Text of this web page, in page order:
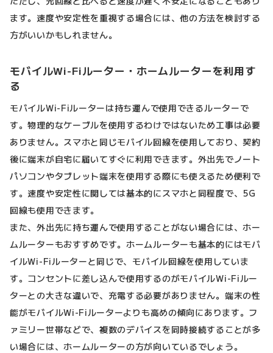
ます。速度や安定性を重視する場合には、他の方法を検討する
方がいいかもしれません。
モバイルWi-Fiルーター・ホームルーターを利用す
る
モバイルWi-Fiルーターは持ち運んで使用できるルーターで
す。物理的なケーブルを使用するわけではないため工事は必要
ありません。スマホと同じモバイル回線を使用しており、契約
後に端末が自宅に届いてすぐに利用できます。外出先でノート
パソコンやタブレット端末を使用する際にも使えるため便利で
す。速度や安定性に関しては基本的にスマホと同程度で、5G
回線も使用できます。
また、外出先に持ち運んで使用することがない場合には、ホー
ムルーターもおすすめです。ホームルーターも基本的にはモバ
イルWi-Fiルーターと同じで、モバイル回線を使用していま
す。コンセントに差し込んで使用するのがモバイルWi-Fiルー
ターとの大きな違いで、充電する必要がありません。端末の性
能がモバイルWi-Fiルーターよりも高めの傾向にあります。フ
ァミリー世帯などで、複数のデバイスを同時接続することが多
い場合には、ホームルーターの方が向いているでしょう。